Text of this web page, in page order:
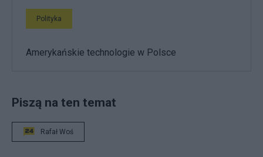
Polityka
Amerykańskie technologie w Polsce
Piszą na ten temat
Rafał Woś